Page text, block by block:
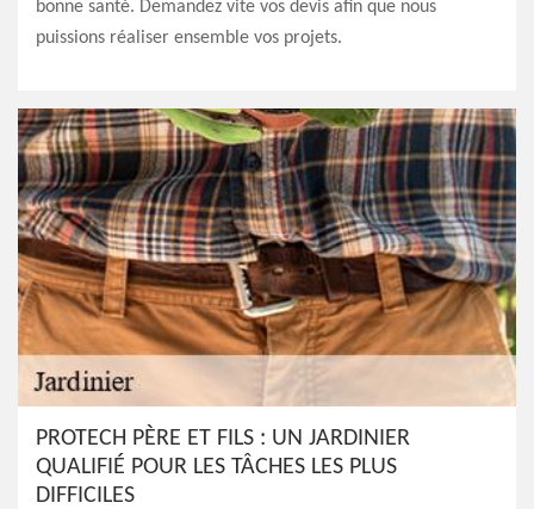
bonne santé. Demandez vite vos devis afin que nous
puissions réaliser ensemble vos projets.
PROTECH PÈRE ET FILS : UN JARDINIER
QUALIFIÉ POUR LES TÂCHES LES PLUS
DIFFICILES